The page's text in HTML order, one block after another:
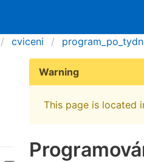
cviceni
Warning
This page is located